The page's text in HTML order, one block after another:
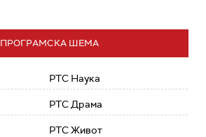
ПРОГРАМСКА ШЕМА
РТС Наука
РТС Драма
РТС Живот